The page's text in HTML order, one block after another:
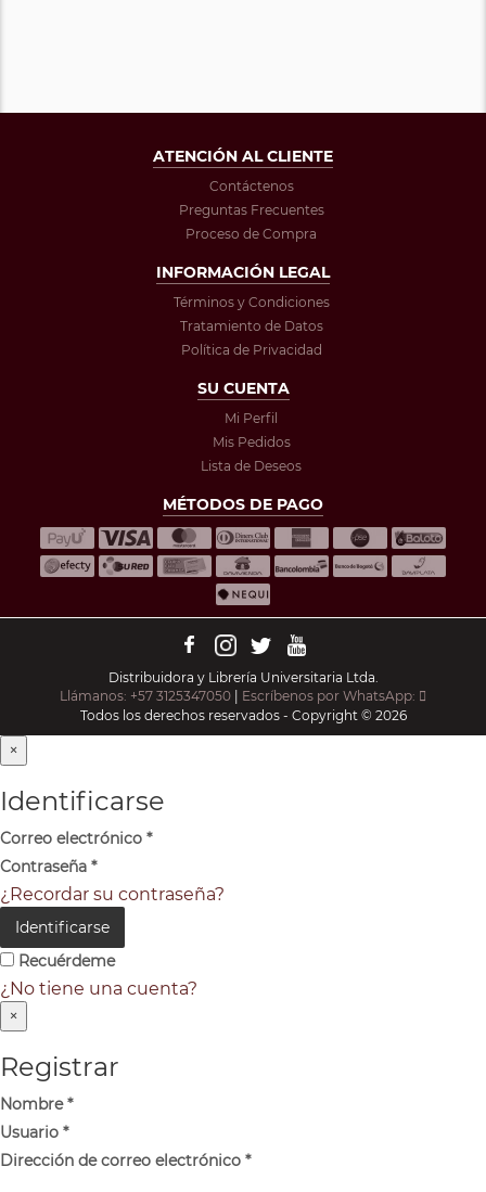
ATENCIÓN AL CLIENTE
Contáctenos
Preguntas Frecuentes
Proceso de Compra
INFORMACIÓN LEGAL
Términos y Condiciones
Tratamiento de Datos
Política de Privacidad
SU CUENTA
Mi Perfil
Mis Pedidos
Lista de Deseos
MÉTODOS DE PAGO
Distribuidora y Librería Universitaria Ltda.
Llámanos: +57 3125347050 | Escríbenos por WhatsApp:
Todos los derechos reservados - Copyright © 2026
×
Identificarse
Correo electrónico *
Contraseña *
¿Recordar su contraseña?
Identificarse
Recuérdeme
¿No tiene una cuenta?
×
Registrar
Nombre*
Usuario *
Dirección de correo electrónico *